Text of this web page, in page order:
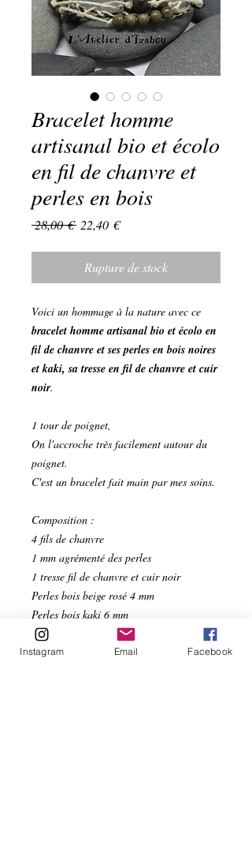
Bracelet homme
artisanal bio et écolo
en fil de chanvre et
perles en bois
28,00 € Prix
22,40 €Prix
Rupture de stock
Voici un hommage à la nature avec ce
bracelet homme artisanal bio et écolo en
fil de chanvre et ses perles en bois noires
et kaki, sa tresse en fil de chanvre et cuir
noir.
1 tour de poignet,
On l'accroche très facilement autour du
poignet.
C'est un bracelet fait main par mes soins.
Composition :
4 fils de chanvre
1 mm agrémenté des perles
1 tresse fil de chanvre et cuir noir
Perles bois beige rosé 4 mm
Perles bois kaki 6 mm
Perles bois noir 8 mm
Pour poignet de 20 cm
Instagram Email Facebook